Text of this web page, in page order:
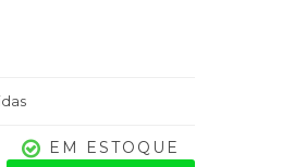
EM ESTOQUE